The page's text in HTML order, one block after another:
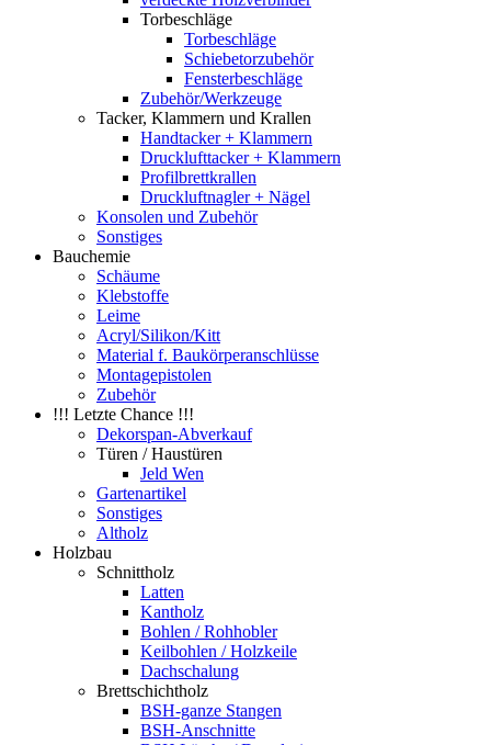
Torbeschläge
Torbeschläge
Schiebetorzubehör
Fensterbeschläge
Zubehör/Werkzeuge
Tacker, Klammern und Krallen
Handtacker + Klammern
Drucklufttacker + Klammern
Profilbrettkrallen
Druckluftnagler + Nägel
Konsolen und Zubehör
Sonstiges
Bauchemie
Schäume
Klebstoffe
Leime
Acryl/Silikon/Kitt
Material f. Baukörperanschlüsse
Montagepistolen
Zubehör
!!! Letzte Chance !!!
Dekorspan-Abverkauf
Türen / Haustüren
Jeld Wen
Gartenartikel
Sonstiges
Altholz
Holzbau
Schnittholz
Latten
Kantholz
Bohlen / Rohhobler
Keilbohlen / Holzkeile
Dachschalung
Brettschichtholz
BSH-ganze Stangen
BSH-Anschnitte